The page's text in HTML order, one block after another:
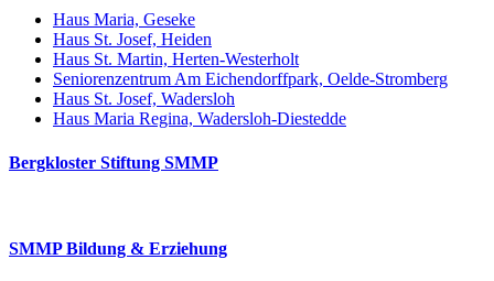
Haus Maria, Geseke
Haus St. Josef, Heiden
Haus St. Martin, Herten-Westerholt
Seniorenzentrum Am Eichendorffpark, Oelde-Stromberg
Haus St. Josef, Wadersloh
Haus Maria Regina, Wadersloh-Diestedde
Bergkloster Stiftung SMMP
SMMP Bildung & Erziehung